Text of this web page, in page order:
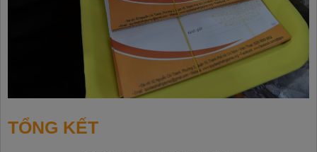
TỔNG KẾT